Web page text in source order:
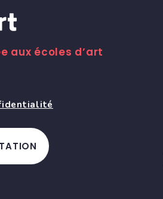
aux écoles d’art